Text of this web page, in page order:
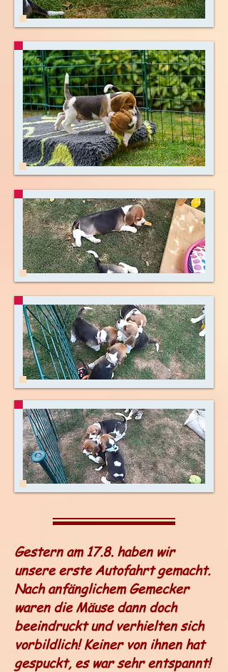
Gestern am 17.8. haben wir
unsere erste Autofahrt gemacht.
Nach anfänglichem Gemecker
waren die Mäuse dann doch
beeindruckt und verhielten sich
vorbildlich! Keiner von ihnen hat
gespuckt, es war sehr entspannt!